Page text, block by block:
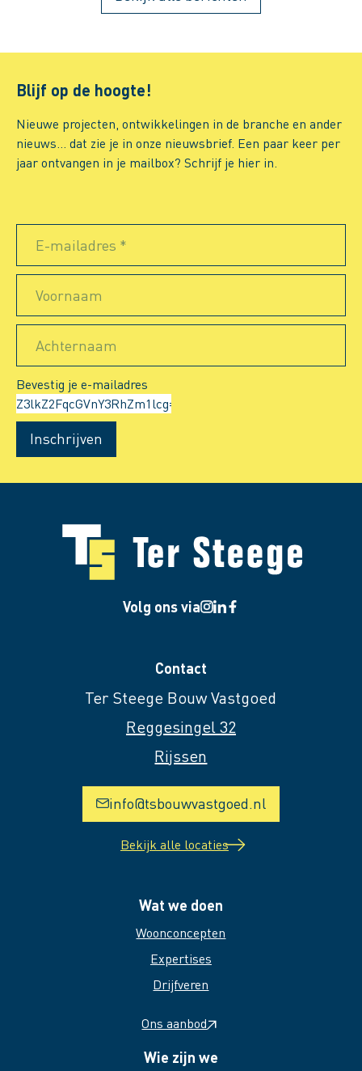
Blijf op de hoogte!
Nieuwe projecten, ontwikkelingen in de branche en ander
nieuws… dat zie je in onze nieuwsbrief. Een paar keer per
jaar ontvangen in je mailbox? Schrijf je hier in.
E-mailadres *
Voornaam
Achternaam
Bevestig je e-mailadres
Inschrijven
Volg ons via
Contact
Ter Steege Bouw Vastgoed
Reggesingel 32
Rijssen
info@tsbouwvastgoed.nl
Bekijk alle locaties
Wat we doen
Woonconcepten
Expertises
Drijfveren
Ons aanbod
Wie zijn we